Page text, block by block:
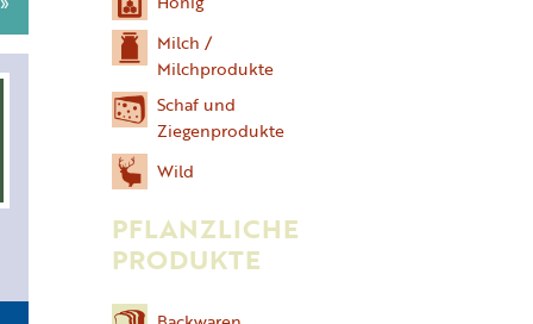
Milch /
Milchprodukte
Schaf und
Ziegenprodukte
Wild
PFLANZLICHE
PRODUKTE